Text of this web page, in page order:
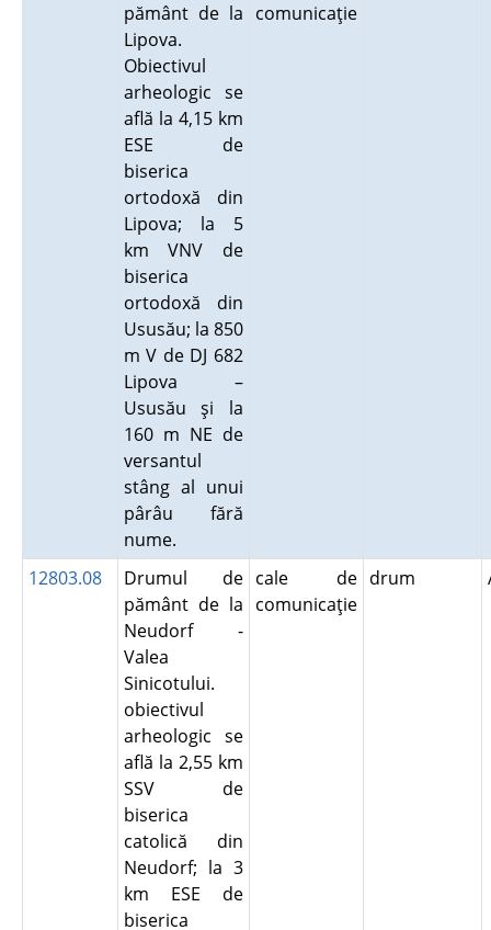
pământ de la
Lipova.
Obiectivul
arheologic se
află la 4,15 km
ESE de
biserica
ortodoxă din
Lipova; la 5
km VNV de
biserica
ortodoxă din
Ususău; la 850
m V de DJ 682
Lipova –
Ususău şi la
160 m NE de
versantul
stâng al unui
pârâu fără
nume.
comunicaţie
12803.08
Drumul de
pământ de la
Neudorf -
Valea
Sinicotului.
obiectivul
arheologic se
află la 2,55 km
SSV de
biserica
catolică din
Neudorf; la 3
km ESE de
biserica
cale de
comunicaţie
drum